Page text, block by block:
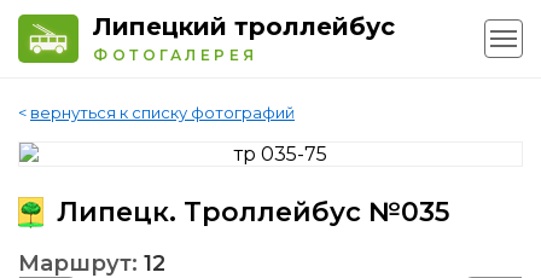
Липецкий троллейбус
ФОТОГАЛЕРЕЯ
< вернуться к списку фотографий
Липецк. Троллейбус №035
Маршрут: 12